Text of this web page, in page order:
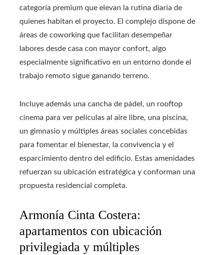
categoría premium que elevan la rutina diaria de
quienes habitan el proyecto. El complejo dispone de
áreas de coworking que facilitan desempeñar
labores desde casa con mayor confort, algo
especialmente significativo en un entorno donde el
trabajo remoto sigue ganando terreno.
Incluye además una cancha de pádel, un rooftop
cinema para ver películas al aire libre, una piscina,
un gimnasio y múltiples áreas sociales concebidas
para fomentar el bienestar, la convivencia y el
esparcimiento dentro del edificio. Estas amenidades
refuerzan su ubicación estratégica y conforman una
propuesta residencial completa.
Armonía Cinta Costera:
apartamentos con ubicación
privilegiada y múltiples